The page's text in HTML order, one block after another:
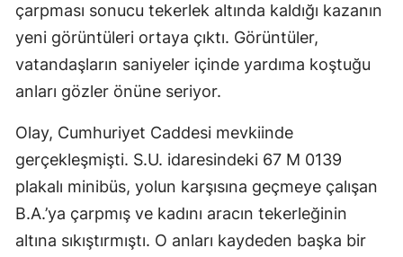
çarpması sonucu tekerlek altında kaldığı kazanın
yeni görüntüleri ortaya çıktı. Görüntüler,
vatandaşların saniyeler içinde yardıma koştuğu
anları gözler önüne seriyor.
Olay, Cumhuriyet Caddesi mevkiinde
gerçekleşmişti. S.U. idaresindeki 67 M 0139
plakalı minibüs, yolun karşısına geçmeye çalışan
B.A.’ya çarpmış ve kadını aracın tekerleğinin
altına sıkıştırmıştı. O anları kaydeden başka bir